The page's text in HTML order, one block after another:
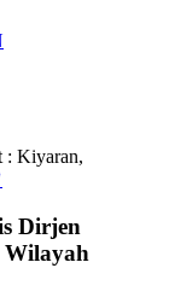
: Kiyaran,
Dirjen
Wilayah